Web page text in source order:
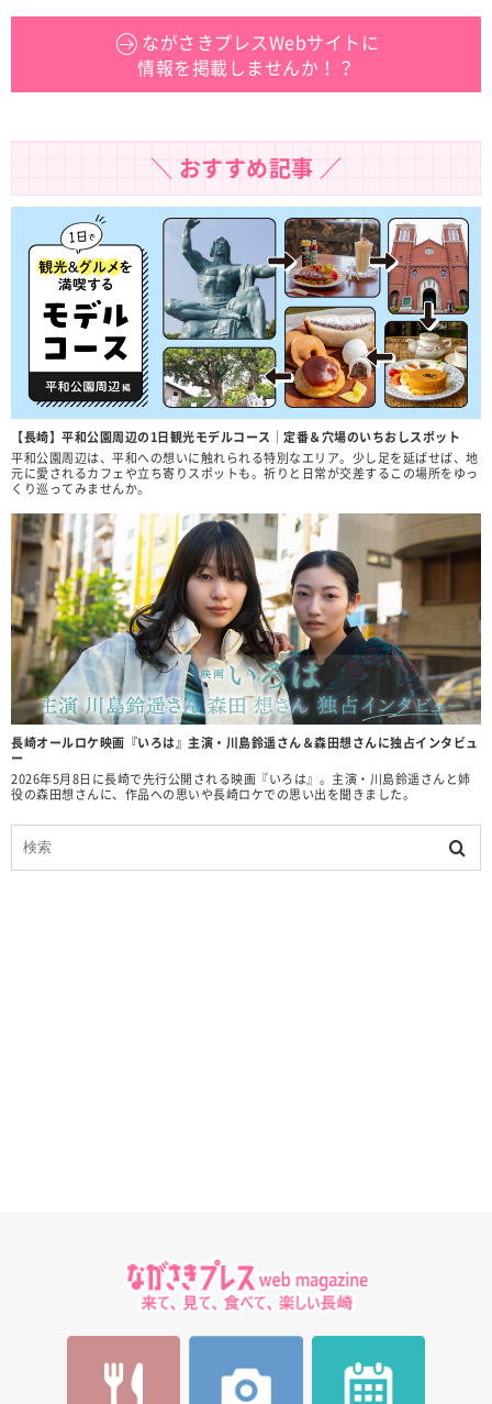
ながさきプレスWebサイトに
情報を掲載しませんか！？
＼ おすすめ記事 ／
【長崎】平和公園周辺の1日観光モデルコース｜定番＆穴場のいちおしスポット
平和公園周辺は、平和への想いに触れられる特別なエリア。少し足を延ばせば、地
元に愛されるカフェや立ち寄りスポットも。祈りと日常が交差するこの場所をゆっ
くり巡ってみませんか。
長崎オールロケ映画『いろは』主演・川島鈴遥さん＆森田想さんに独占インタビュ
ー
2026年5月8日に長崎で先行公開される映画『いろは』。主演・川島鈴遥さんと姉
役の森田想さんに、作品への思いや長崎ロケでの思い出を聞きました。